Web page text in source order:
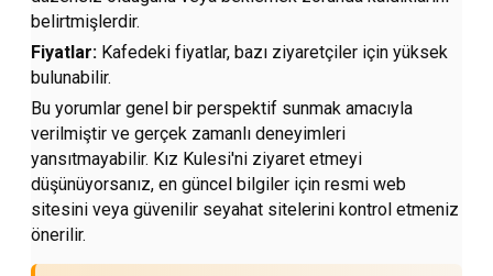
belirtmişlerdir.
Fiyatlar: Kafedeki fiyatlar, bazı ziyaretçiler için yüksek
bulunabilir.
Bu yorumlar genel bir perspektif sunmak amacıyla
verilmiştir ve gerçek zamanlı deneyimleri
yansıtmayabilir. Kız Kulesi'ni ziyaret etmeyi
düşünüyorsanız, en güncel bilgiler için resmi web
sitesini veya güvenilir seyahat sitelerini kontrol etmeniz
önerilir.